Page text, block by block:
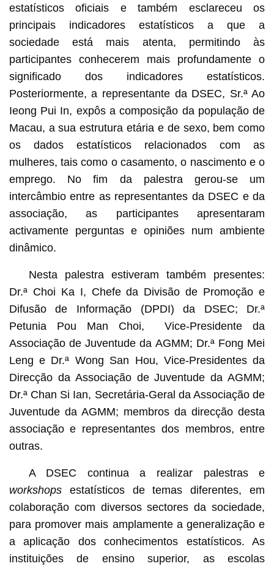
estatísticos oficiais e também esclareceu os
principais indicadores estatísticos a que a
sociedade está mais atenta, permitindo às
participantes conhecerem mais profundamente o
significado dos indicadores estatísticos.
Posteriormente, a representante da DSEC, Sr.ª Ao
Ieong Pui In, expôs a composição da população de
Macau, a sua estrutura etária e de sexo, bem como
os dados estatísticos relacionados com as
mulheres, tais como o casamento, o nascimento e o
emprego. No fim da palestra gerou-se um
intercâmbio entre as representantes da DSEC e da
associação, as participantes apresentaram
activamente perguntas e opiniões num ambiente
dinâmico.
Nesta palestra estiveram também presentes:
Dr.ª Choi Ka I, Chefe da Divisão de Promoção e
Difusão de Informação (DPDI) da DSEC; Dr.ª
Petunia Pou Man Choi, Vice-Presidente da
Associação de Juventude da AGMM; Dr.ª Fong Mei
Leng e Dr.ª Wong San Hou, Vice-Presidentes da
Direcção da Associação de Juventude da AGMM;
Dr.ª Chan Si Ian, Secretária-Geral da Associação de
Juventude da AGMM; membros da direcção desta
associação e representantes dos membros, entre
outras.
A DSEC continua a realizar palestras e
workshopsestatísticos de temas diferentes, em
colaboração com diversos sectores da sociedade,
para promover mais amplamente a generalização e
a aplicação dos conhecimentos estatísticos. As
instituições de ensino superior, as escolas